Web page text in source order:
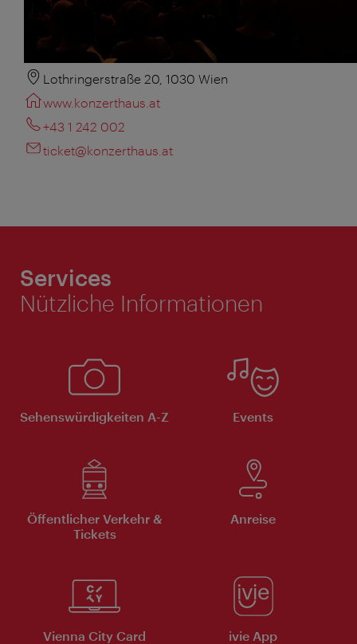
Lothringerstraße 20, 1030 Wien
www.konzerthaus.at
+43 1 242 002
ticket@konzerthaus.at
Services
Nützliche Informationen
Sehenswürdigkeiten A-Z Events
Öffentlicher Verkehr &
Tickets
Anreise
Vienna City Card ivie App